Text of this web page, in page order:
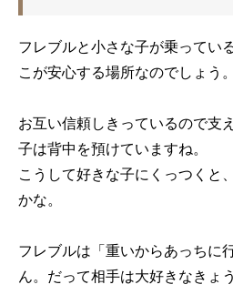
フレブルと小さな子が乗ってい
こが安心する場所なのでしょう。
お互い信頼しきっているので支
子は背中を預けていますね。
こうして好きな子にくっつくと
かな。
フレブルは「重いからあっちに
ん。だって相手は大好きなきょ